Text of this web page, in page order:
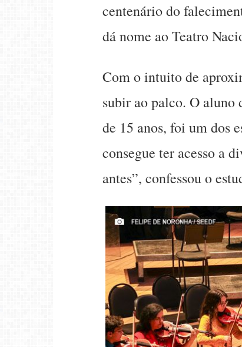
centenário do
dá nome ao Teatro
Com o intuito de
subir ao palco. O
de 15 anos, foi um dos
consegue ter acesso a
antes”, confessou o